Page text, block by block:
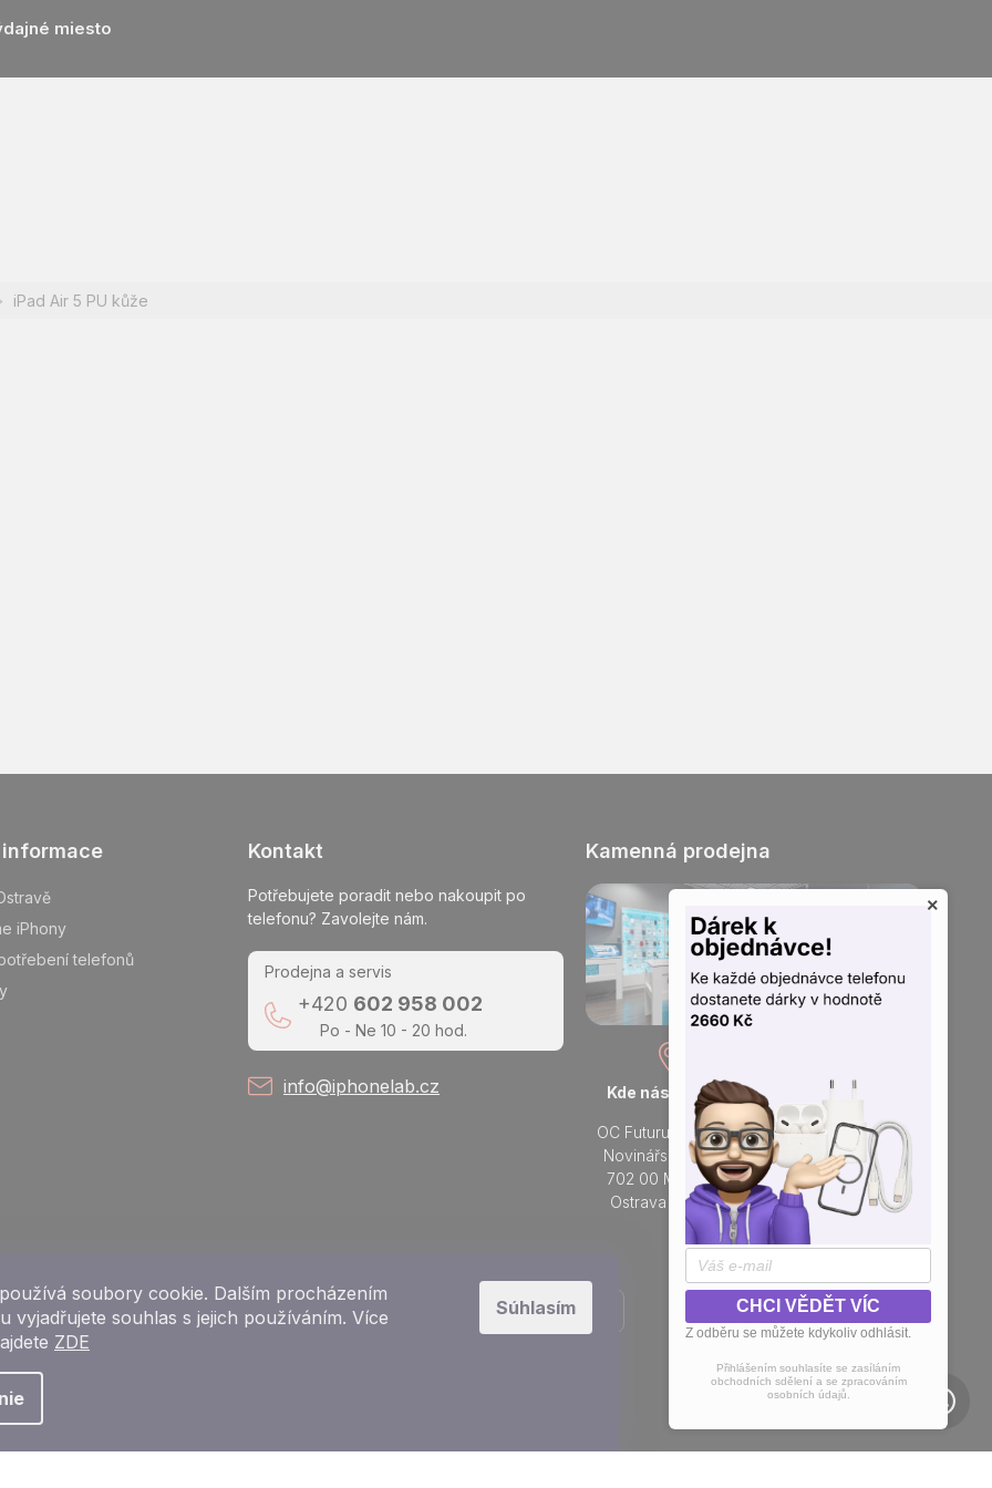
soubory cookie. Dalším procházením
vyjadřujete souhlas s jejich používáním. Více
ZDE
Súhlasím
miesto
iPad Air 5 PU kůže
iPhony
telefonů
Kontakt
Potřebujete poradit nebo nakoupit po
telefonu? Zavolejte nám.
Prodejna a servis
+420 602 958 002
Po - Ne 10 - 20 hod.
info@iphonelab.cz
Kamenná prodejna
Kde nás najdete
OC Futurum Ostrava
Novinářská 3178/6
702 00 Moravská
Ostrava a Přívoz
Otevřeno každý den
Po - Ne:
9 - 21 hod.
Do prodejny
Přidejte se k nám na sítích
Copyright 2026
×
CHCI VĚDĚT VÍC
Z odběru se můžete kdykoliv odhlásit.
Přihlášením souhlasíte se zasíláním
obchodních sdělení a se zpracováním
osobních údajů.